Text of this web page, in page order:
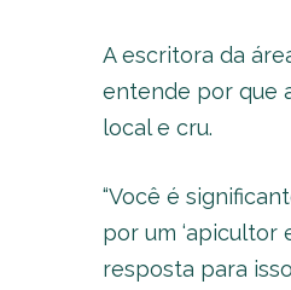
A escritora da
entende por que
local e cru.
“Você é
por um ‘apicultor
resposta para